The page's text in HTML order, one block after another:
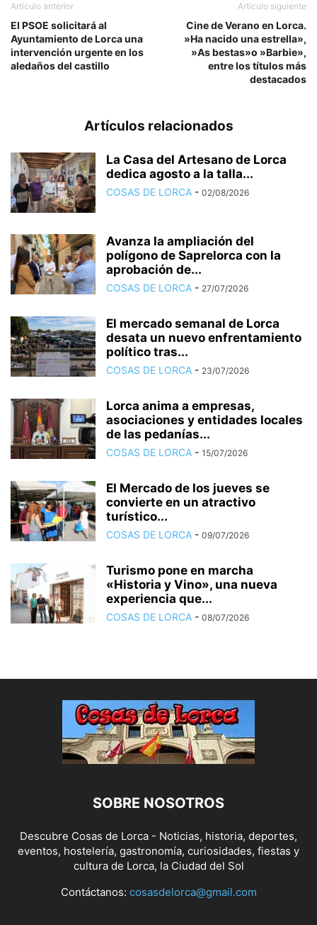
Artículo anterior
El PSOE solicitará al
Ayuntamiento de Lorca una
intervención urgente en los
aledaños del castillo
Artículo siguiente
Cine de Verano en Lorca.
»Ha nacido una estrella»,
»As bestas»o »Barbie»,
entre los títulos más
destacados
Artículos relacionados
La Casa del Artesano de Lorca
dedica agosto a la talla...
COSAS DE LORCA - 02/08/2026
Avanza la ampliación del
polígono de Saprelorca con la
aprobación de...
COSAS DE LORCA - 27/07/2026
El mercado semanal de Lorca
desata un nuevo enfrentamiento
político tras...
COSAS DE LORCA - 23/07/2026
Lorca anima a empresas,
asociaciones y entidades locales
de las pedanías...
COSAS DE LORCA - 15/07/2026
El Mercado de los jueves se
convierte en un atractivo
turístico...
COSAS DE LORCA - 09/07/2026
Turismo pone en marcha
«Historia y Vino», una nueva
experiencia que...
COSAS DE LORCA - 08/07/2026
SOBRE NOSOTROS
Descubre Cosas de Lorca - Noticias, historia, deportes,
eventos, hostelería, gastronomía, curiosidades, fiestas y
cultura de Lorca, la Ciudad del Sol
Contáctanos: cosasdelorca@gmail.com